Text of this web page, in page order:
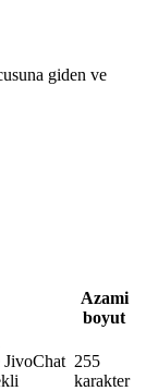
giden ve
Azami
boyut
JivoChat 255
karakter